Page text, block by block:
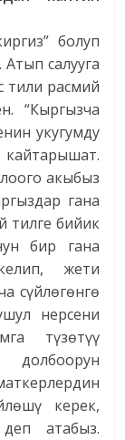
болуп
салууга
тили расмий
“Кыргызча
укугумду
акыбыз
гана
тилге бийик
бир гана
жети
сүйлөгөнгө
нерсени
түзөтүү
керек,
атабыз.